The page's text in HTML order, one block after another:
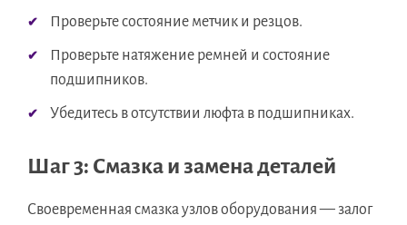
Проверьте состояние метчик и резцов.
Проверьте натяжение ремней и состояние
подшипников.
Убедитесь в отсутствии люфта в подшипниках.
Шаг 3: Смазка и замена деталей
Своевременная смазка узлов оборудования — залог